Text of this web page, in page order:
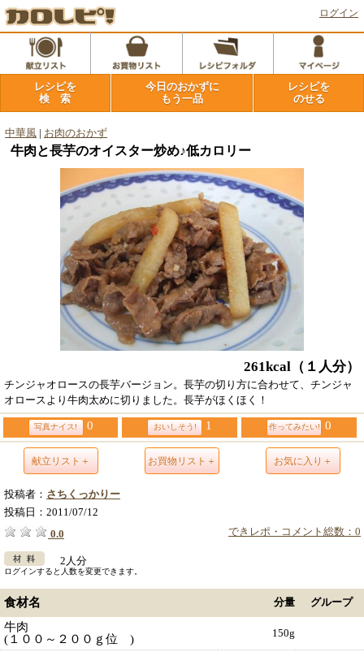
ログイン
レシピを
検 索
今日のおかずに
もう一品
レシピを
のせる
中華風 お肉のおかず
牛肉と長芋のオイスター炒め♪低カロリー
261kcal （１人分）
チンジャオロースの長芋バージョン。長芋の切り方に合わせて、チンジャ
オロースより牛肉太めに切りました。長芋がほくほく！
写真ナイス! 0 おいしそう! 1 作ってみたい! 0
献立リスト＋ お買物リスト＋ お気に入り＋
投稿者： さちくっかりー
投稿日： 2011/07/12
できレポ・コメント総数：0
0.0
2人分
ログインすると人数を変更できます。
食材名 分量 グループ
牛肉
(１００～２００ｇ位 )
150g